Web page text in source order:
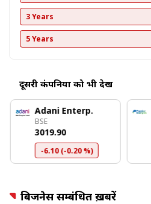
3 Years
5 Years
दूसरी कंपनियों को भी देखें
Adani Enterp.
BSE
₹3019.90
-6.10 (-0.20 %)
बिजनेस सम्बंधित ख़बरें